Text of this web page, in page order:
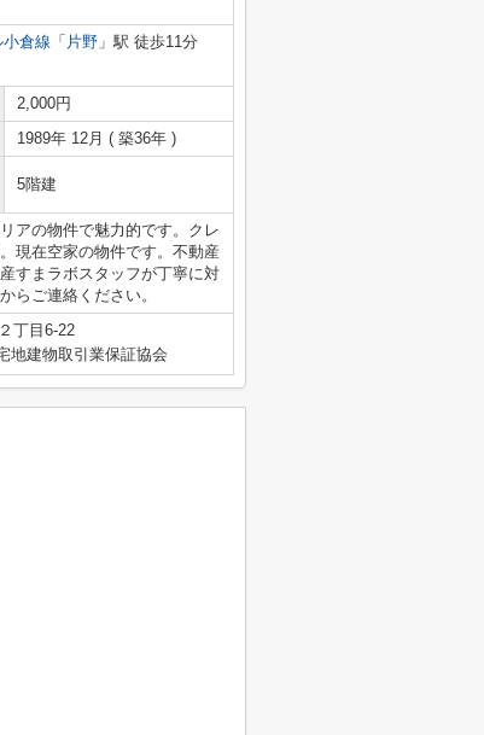
倉線 「 片野 」駅 徒歩11分
2,000円
1989年 12月 ( 築36年 )
5階建
アの物件で魅力的です。クレ
現在空家の物件です。不動産
すまラボスタッフが丁寧に対
らご連絡ください。
丁目6-22
地建物取引業保証協会